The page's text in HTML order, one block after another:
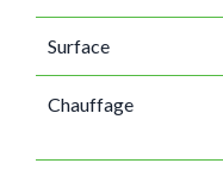
Surface
Chauffage